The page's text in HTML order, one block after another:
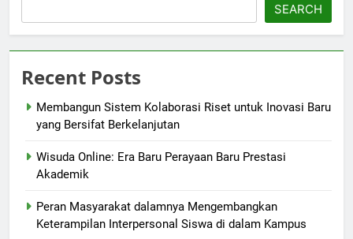
SEARCH
Recent Posts
Membangun Sistem Kolaborasi Riset untuk Inovasi Baru
yang Bersifat Berkelanjutan
Wisuda Online: Era Baru Perayaan Baru Prestasi
Akademik
Peran Masyarakat dalamnya Mengembangkan
Keterampilan Interpersonal Siswa di dalam Kampus